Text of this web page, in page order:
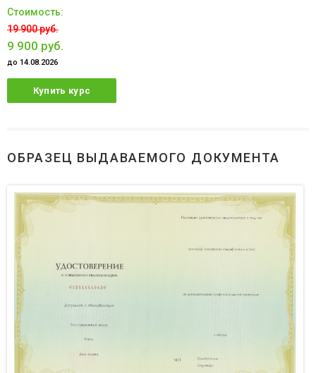
19 900 руб.
9 900 руб.
до 14.08.2026
Купить курс
ОБРАЗЕЦ ВЫДАВАЕМОГО ДОКУМЕНТА